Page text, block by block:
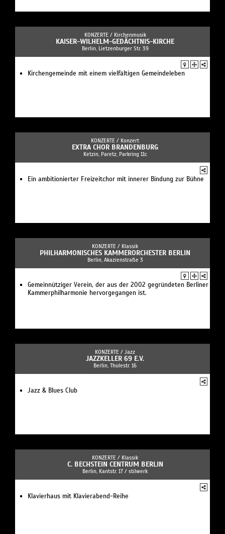
KONZERTE / Kirchenmusik
KAISER-WILHELM-GEDÄCHTNIS-KIRCHE
Berlin, Lietzenburger Str. 39
Kirchengemeinde mit einem vielfältigen Gemeindeleben
KONZERTE / Konzert
EXTRA CHOR BRANDENBURG
Ketzin, Paretz, Parkring 11c
Ein ambitionierter Freizeitchor mit innerer Bindung zur Bühne
KONZERTE / Klassik
PHILHARMONISCHES KAMMERORCHESTER BERLIN
Berlin, Akazienstraße 3
Gemeinnütziger Verein, der aus der 2002 gegründeten Berliner
Kammerphilharmonie hervorgegangen ist.
KONZERTE / Jazz
JAZZKELLER 69 E.V.
Berlin, Thulestr. 16
Jazz & Blues Club
KONZERTE / Klassik
C. BECHSTEIN CENTRUM BERLIN
Berlin, Kantstr. 17 / stilwerk
Klavierhaus mit Klavierabend-Reihe